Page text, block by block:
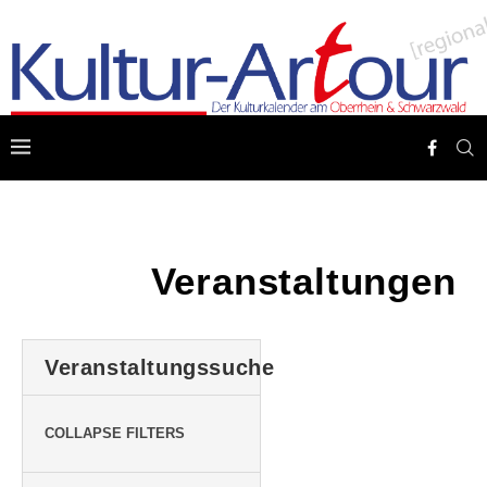
Veranstaltungen
Veranstaltungssuche
COLLAPSE FILTERS